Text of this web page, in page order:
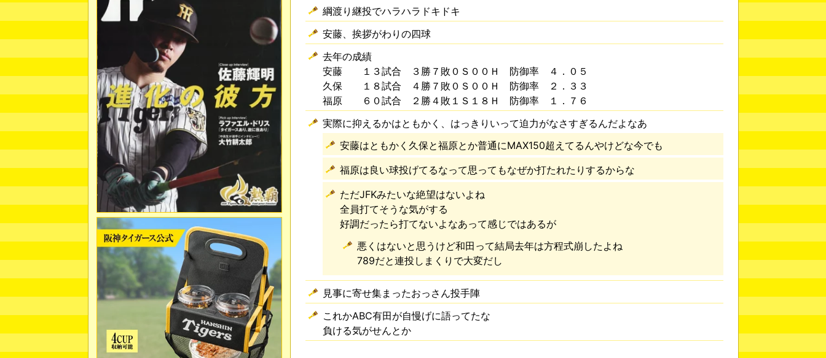
綱渡り継投でハラハラドキドキ
安藤、挨拶がわりの四球
去年の成績
安藤 １３試合 ３勝７敗０Ｓ００Ｈ 防御率 ４．０５
久保 １８試合 ４勝７敗０Ｓ００Ｈ 防御率 ２．３３
福原 ６０試合 ２勝４敗１Ｓ１８Ｈ 防御率 １．７６
実際に抑えるかはともかく、はっきりいって迫力がなさすぎるんだよなあ
安藤はともかく久保と福原とか普通にMAX150超えてるんやけどな今でも
福原は良い球投げてるなって思ってもなぜか打たれたりするからな
ただJFKみたいな絶望はないよね
全員打てそうな気がする
好調だったら打てないよなあって感じではあるが
悪くはないと思うけど和田って結局去年は方程式崩したよね
789だと連投しまくりで大変だし
見事に寄せ集まったおっさん投手陣
これかABC有田が自慢げに語ってたな
負ける気がせんとか